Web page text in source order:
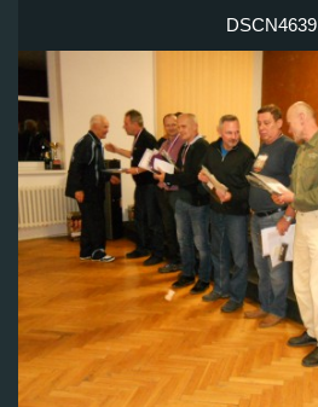
DSCN4639